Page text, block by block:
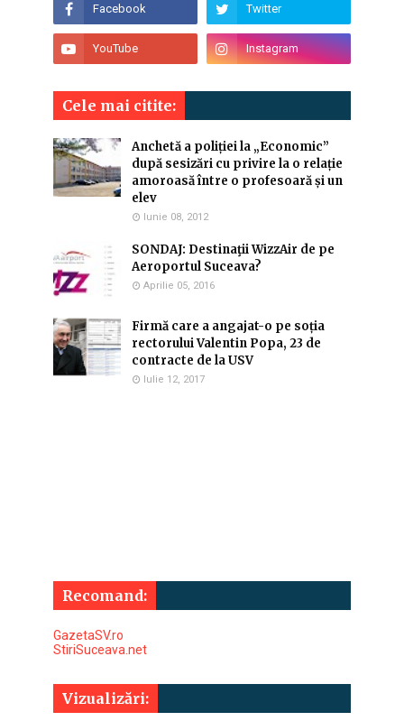
Cele mai citite:
Anchetă a poliției la „Economic”
după sesizări cu privire la o relație
amoroasă între o profesoară și un
elev
Iunie 08, 2012
SONDAJ: Destinaţii WizzAir de pe
Aeroportul Suceava?
Aprilie 05, 2016
Firmă care a angajat-o pe soția
rectorului Valentin Popa, 23 de
contracte de la USV
Iulie 12, 2017
Recomand:
GazetaSV.ro
StiriSuceava.net
Vizualizări: